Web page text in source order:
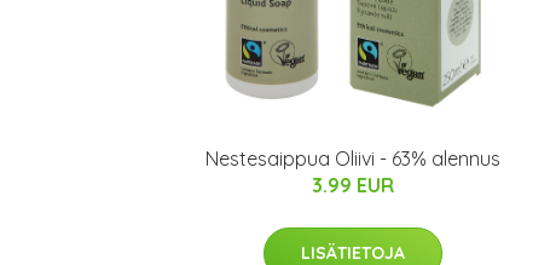
Nestesaippua Oliivi - 63% alennus
3.99 EUR
LISÄTIETOJA